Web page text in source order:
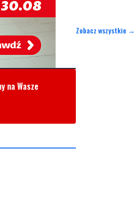
na Wasze
Zobacz wszystkie →